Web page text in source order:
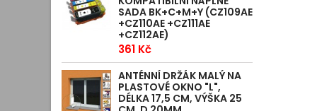
SADA BK+C+M+Y (CZ109AE
+CZ110AE +CZ111AE
+CZ112AE)
361 Kč
ANTÉNNÍ DRŽÁK MALÝ NA
PLASTOVÉ OKNO "L",
DÉLKA 17,5 CM, VÝŠKA 25